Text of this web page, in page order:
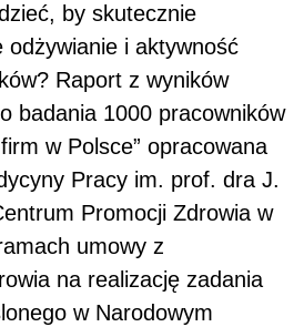
by skutecznie
odżywianie i aktywność
Raport z wyników
badania 1000 pracowników
w Polsce” opracowana
Pracy im. prof. dra J.
Promocji Zdrowia w
umowy z
na realizację zadania
w Narodowym